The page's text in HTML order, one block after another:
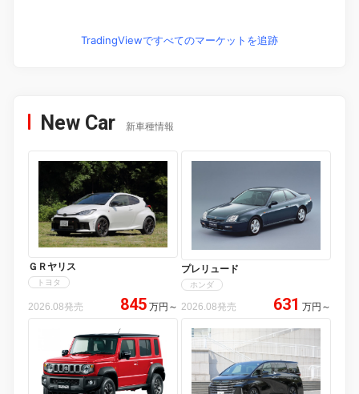
TradingViewですべてのマーケットを追跡
New Car 新車種情報
ＧＲヤリス
トヨタ
2026.08発売 845 万円 ～
プレリュード
ホンダ
2026.08発売 631 万円 ～